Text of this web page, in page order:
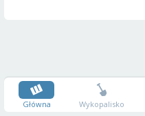
Główna Wykopalisko